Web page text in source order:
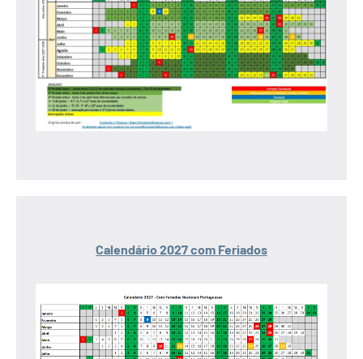
Calendário 2027 com Feriados